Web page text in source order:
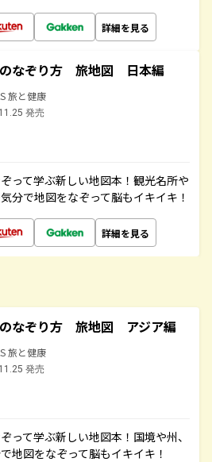
詳細を見る
なぞり方 旅地図 日本編
旅と健康
発売
って学ぶ新しい地図本！観光名所や
分で地図をなぞって脳もイキイキ！
詳細を見る
なぞり方 旅地図 アジア編
旅と健康
発売
って学ぶ新しい地図本！国境や州、
地図をなぞって脳もイキイキ！